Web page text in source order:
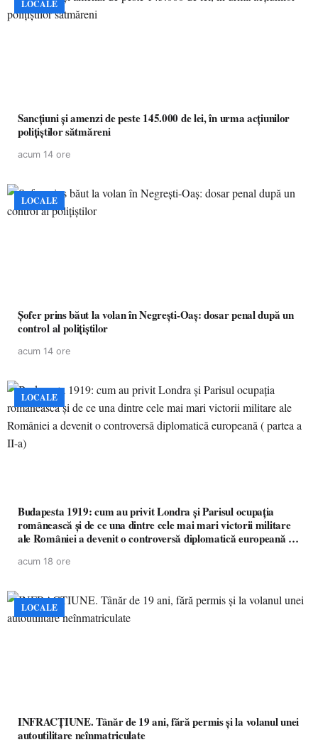
LOCALE
Sancțiuni și amenzi de peste 145.000 de lei, în urma acțiunilor
polițiștilor sătmăreni
acum 14 ore
LOCALE
Șofer prins băut la volan în Negrești-Oaș: dosar penal după un
control al polițiștilor
acum 14 ore
LOCALE
Budapesta 1919: cum au privit Londra și Parisul ocupația
românească și de ce una dintre cele mai mari victorii militare
ale României a devenit o controversă diplomatică europeană (
acum 18 ore
LOCALE
INFRACȚIUNE. Tânăr de 19 ani, fără permis și la volanul unei
autoutilitare neînmatriculate